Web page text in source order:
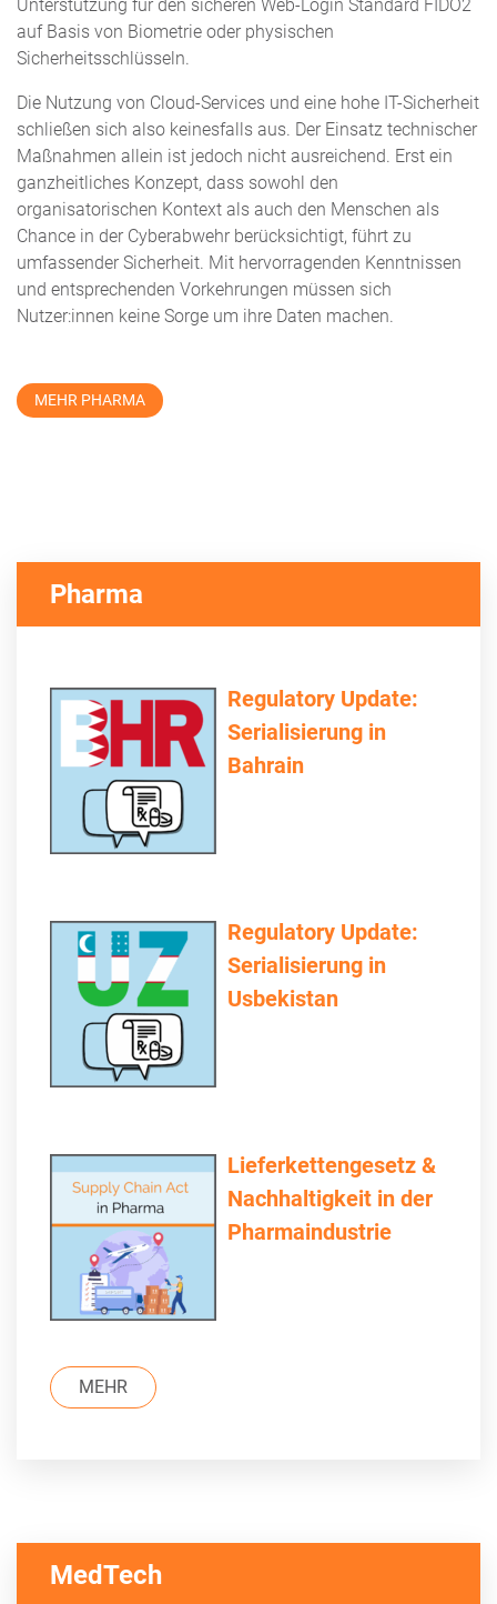
Unterstützung für den sicheren Web-Login Standard FIDO2
auf Basis von Biometrie oder physischen
Sicherheitsschlüsseln.
Die Nutzung von Cloud-Services und eine hohe IT-Sicherheit
schließen sich also keinesfalls aus. Der Einsatz technischer
Maßnahmen allein ist jedoch nicht ausreichend. Erst ein
ganzheitliches Konzept, dass sowohl den
organisatorischen Kontext als auch den Menschen als
Chance in der Cyberabwehr berücksichtigt, führt zu
umfassender Sicherheit. Mit hervorragenden Kenntnissen
und entsprechenden Vorkehrungen müssen sich
Nutzer:innen keine Sorge um ihre Daten machen.
MEHR PHARMA
Pharma
Regulatory Update:
Serialisierung in
Bahrain
Regulatory Update:
Serialisierung in
Usbekistan
Lieferkettengesetz &
Nachhaltigkeit in der
Pharmaindustrie
MEHR
MedTech